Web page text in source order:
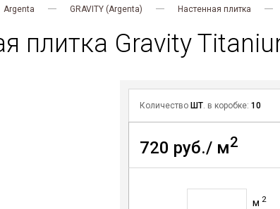
Argenta GRAVITY (Argenta) Настенная плитка
плитка Gravity
Количество ШТ. в коробке:10
720 руб./ м2
м 2